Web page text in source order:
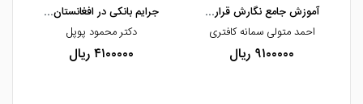
آموزش جامع نگارش قراردادهای مشارکت
احمد متولی سمانه کافتری
۹۱۰۰۰۰۰ ریال
جرایم بانکی در افغانستان و تکنیک های پیش
دکتر محمود پوپل
۴۱۰۰۰۰۰ ریال